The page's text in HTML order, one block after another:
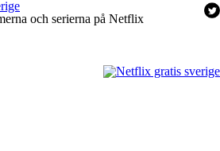
och serierna på Netflix